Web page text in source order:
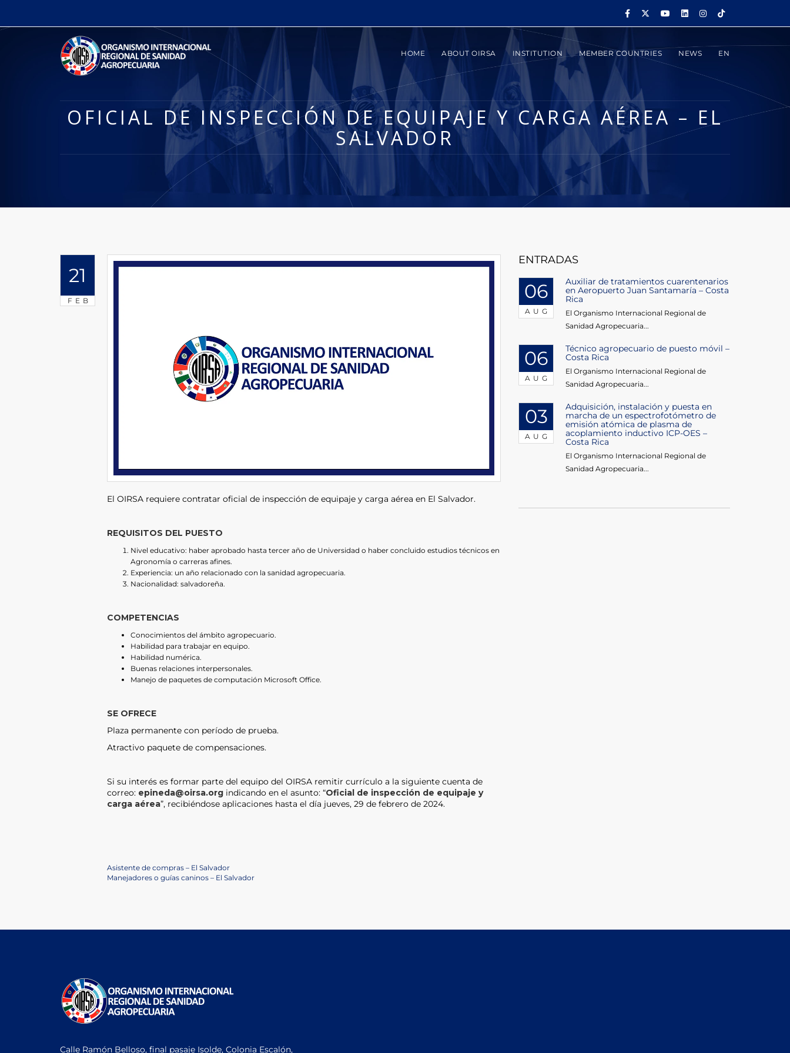
HOME ABOUT OIRSA INSTITUTION MEMBER COUNTRIES NEWS EN
OFICIAL DE INSPECCIÓN DE EQUIPAJE Y CARGA AÉREA – EL
SALVADOR
21
FEB
El OIRSA requiere contratar oficial de inspección de equipaje y carga aérea en El Salvador.
REQUISITOS DEL PUESTO
Nivel educativo: haber aprobado hasta tercer año de Universidad o haber concluido estudios técnicos en
Agronomía o carreras afines.
Experiencia: un año relacionado con la sanidad agropecuaria.
Nacionalidad: salvadoreña.
COMPETENCIAS
Conocimientos del ámbito agropecuario.
Habilidad para trabajar en equipo.
Habilidad numérica.
Buenas relaciones interpersonales.
Manejo de paquetes de computación Microsoft Office.
SE OFRECE
Plaza permanente con período de prueba.
Atractivo paquete de compensaciones.
Si su interés es formar parte del equipo del OIRSA remitir currículo a la siguiente cuenta de
correo: epineda@oirsa.org indicando en el asunto: “Oficial de inspección de equipaje y
carga aérea”, recibiéndose aplicaciones hasta el día jueves, 29 de febrero de 2024.
Post
Previous
Post
Asistente de compras – El Salvador
Next
Manejadores o guías caninos – El Salvador
ENTRADAS
06
AUG
Auxiliar de tratamientos cuarentenarios
en Aeropuerto Juan Santamaría – Costa
Rica
El Organismo Internacional Regional de
Sanidad Agropecuaria...
06
AUG
Técnico agropecuario de puesto móvil –
Costa Rica
El Organismo Internacional Regional de
Sanidad Agropecuaria...
03
AUG
Adquisición, instalación y puesta en
marcha de un espectrofotómetro de
emisión atómica de plasma de
acoplamiento inductivo ICP-OES –
Costa Rica
El Organismo Internacional Regional de
Sanidad Agropecuaria...
Calle Ramón Belloso, final pasaje Isolde, Colonia Escalón,